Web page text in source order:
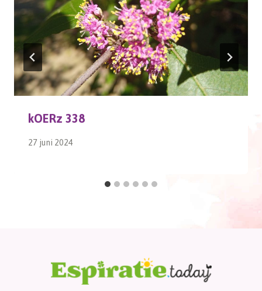
kOERz 338
27 juni 2024